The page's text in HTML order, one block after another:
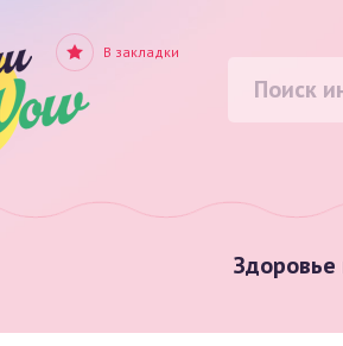
Здоровье
В закладки